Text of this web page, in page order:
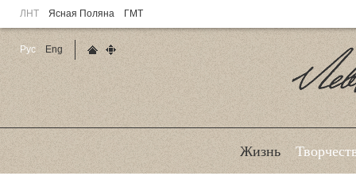
ЛНТ Ясная Поляна ГМТ
Жизнь
Рус
Eng